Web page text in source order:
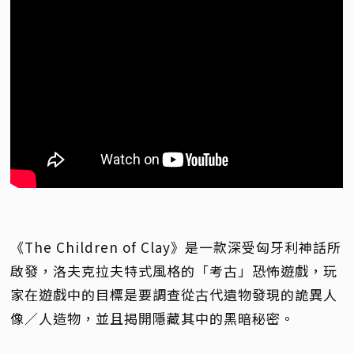
《The Children of Clay》是一款深受匈牙利神話所
啟發，洛夫克拉夫特式風格的「考古」恐怖遊戲，玩
家在遊戲中的目標是要調查從古代遺物發現的詭異人
像／人造物，並且揭開隱藏其中的黑暗秘密。